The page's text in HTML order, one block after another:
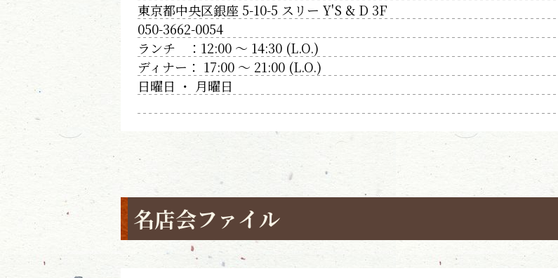
東京都中央区銀座 5-10-5 スリー Y'S & D 3F
050-3662-0054
ランチ ：12:00 〜 14:30 (L.O.)
ディナー： 17:00 〜 21:00 (L.O.)
日曜日 ・ 月曜日
名店会ファイル